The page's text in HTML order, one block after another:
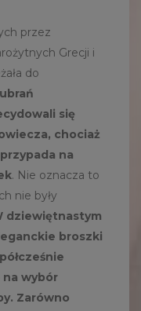
przez
Grecji i
do
się
chociaż
na
. Nie oznacza to
nie były
dziewiętnastym
broszki
na wybór
Zarówno